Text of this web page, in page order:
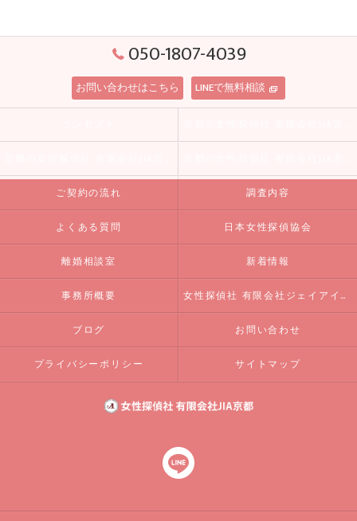
050-1807-4039
お問い合わせはこちら LINEで無料相談
ご契約の流れ 調査内容
よくある質問 日本女性探偵協会
離婚相談室 新着情報
事務所概要 女性探偵社 有限会社ジェイアイエー京都
ブログ お問い合わせ
プライバシーポリシー サイトマップ